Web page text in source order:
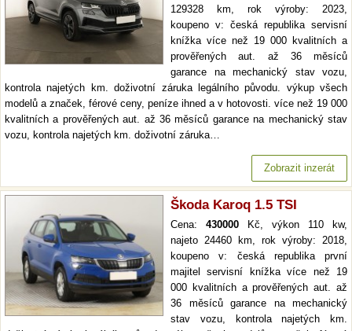
129328 km, rok výroby: 2023,
koupeno v: česká republika servisní
knížka více než 19 000 kvalitních a
prověřených aut. až 36 měsíců
garance na mechanický stav vozu,
kontrola najetých km. doživotní záruka legálního původu. výkup všech
modelů a značek, férové ceny, peníze ihned a v hotovosti. více než 19 000
kvalitních a prověřených aut. až 36 měsíců garance na mechanický stav
vozu, kontrola najetých km. doživotní záruka…
Zobrazit inzerát
Škoda Karoq 1.5 TSI
Cena: 430000 Kč, výkon 110 kw,
najeto 24460 km, rok výroby: 2018,
koupeno v: česká republika první
majitel servisní knížka více než 19
000 kvalitních a prověřených aut. až
36 měsíců garance na mechanický
stav vozu, kontrola najetých km.